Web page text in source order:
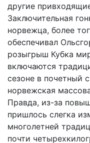
другие
Заключительная
норвежца, более
обеспечивал
розыгрыш Кубка
включаются
сезоне в почетный
норвежская
Правда, из-за
пришлось слегка
многолетней
почти